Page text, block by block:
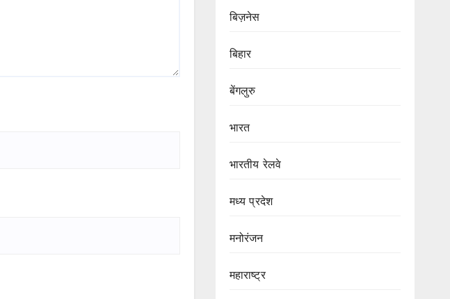
बिज़नेस
बिहार
बेंगलुरु
भारत
भारतीय रेलवे
मध्य प्रदेश
मनोरंजन
महाराष्ट्र